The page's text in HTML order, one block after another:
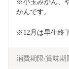
※小玉みかん、
かんです。
※12月は早生終
消費期限/賞味期